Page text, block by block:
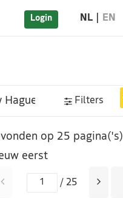
Login NL EN
Filters
op 25 pagina('s)
eerst
/ 25